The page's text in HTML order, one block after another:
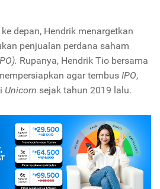
depan, Hendrik menargetkan
penjualan perdana saham
Rupanya, Hendrik Tio bersama
agar tembus IPO,
Unicorn sejak tahun 2019 lalu.